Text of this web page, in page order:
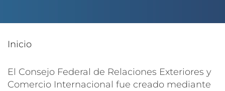
Inicio
El Consejo Federal de Relaciones Exteriores y
Comercio Internacional fue creado mediante